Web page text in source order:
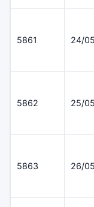
5861 24/
5862 25/
5863 26/